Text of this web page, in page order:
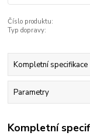
Číslo produktu:
Typ dopravy:
Kompletní specifikace
Parametry
Kompletní